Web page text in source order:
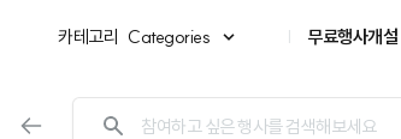
카테고리 Categories
카테고리 | 무료행사개설